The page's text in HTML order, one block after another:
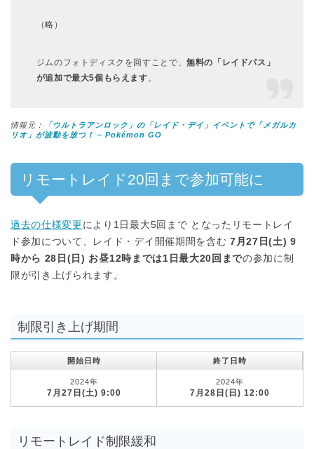
（略）
ジムのフォトディスクを回すことで、無料の「レイドパス」
が追加で最大5個もらえます。
情報元：
「ウルトラアンロック」の「レイド・デイ」イベントで「メガルカ
リオ」が波動を放つ！ – Pokémon GO
リモートレイド20回まで参加可能に
過去の仕様変更 により1日最大5回まで となったリモートレイ
ド参加について、レイド・デイ開催期間を含む 7月27日(土) 9
時から 28日(日) お昼12時までは1日最大20回までの参加に制
限が引き上げられます。
制限引き上げ期間
開始日時 終了日時
2024年
7月27日(土) 9:00
2024年
7月28日(日) 12:00
リモートレイド制限緩和